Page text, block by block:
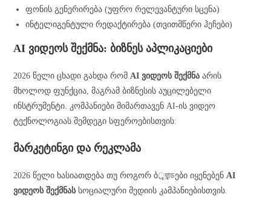
ფონის გენერირება (უფრო რელევანტური სცენა)
ინტელიგენტული რედაქტირება (თვითმწერი ჰეჩები)
AI ვიდეოს შექმნა: ბიზნეს აპლიკაციები
2026 წელი ცხადი გახდა რომAI ვიდეოს შექმნა არის
მხოლოდ ფუნქცია, მაგრამ ბიზნესის აუცილებელი
ინსტრუმენტი. კომპანიები მიმართავენ AI-ის ვიდეო
ტექნოლოგიას შემდეგი სფეროებისთვის:
მარკეტინგი და რეკლამა
2026 წელი ხასიათდება თუ როგორ ბ্র্যান্ডები იყენებენAI
ვიდეოს შექმნასსოციალური მედიის კამპანიებისთვის.